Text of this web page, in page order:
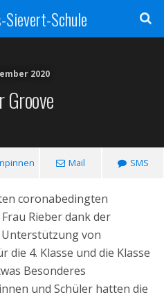
Schule
2020
Groove
Mail SMS
coronabedingten
Rieber dank der
von
die 4. Klasse und die Klasse
Besonderes
und Schüler hatten die